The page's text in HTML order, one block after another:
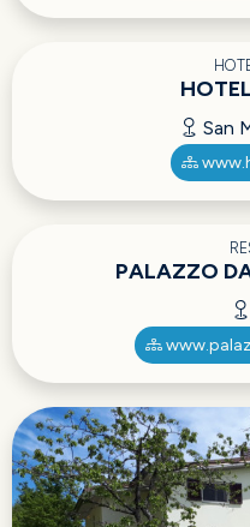
San
PALAZZO